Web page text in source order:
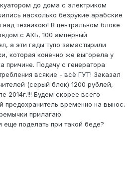
до дома с электриком
насколько безрукие арабские
техникою! В центральном блоке
с АКБ, 100 амперный
а эти гады тупо замастырили
которая конечно же выгорела у
причине. Подачу с генератора
всякие - всё ГУТ! Заказал
(серый блок) 1200 рублей,
2014г.!!! Будем скорее всего
предохранитель временно на вынос.
прилагаю.
еще поделать при такой беде?